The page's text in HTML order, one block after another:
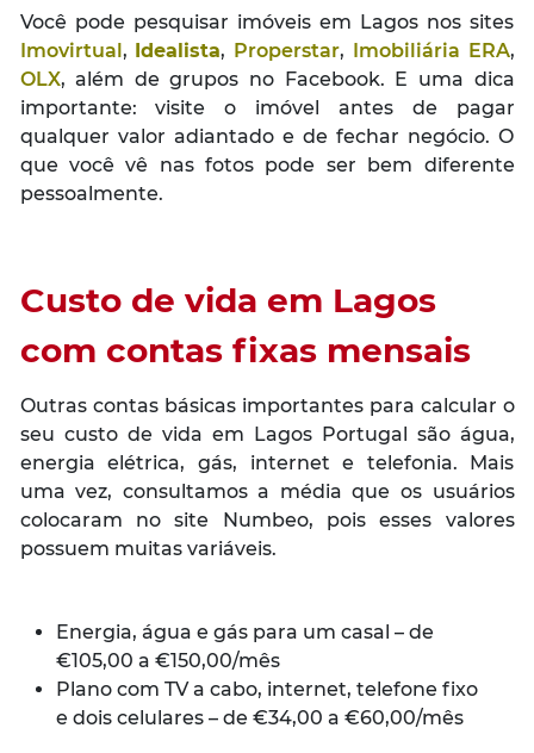
Você pode pesquisar imóveis em Lagos nos sites
Imovirtual, Idealista, Properstar, Imobiliária ERA,
OLX, além de grupos no Facebook. E uma dica
importante: visite o imóvel antes de pagar
qualquer valor adiantado e de fechar negócio. O
que você vê nas fotos pode ser bem diferente
pessoalmente.
Custo de vida em Lagos
com contas fixas mensais
Outras contas básicas importantes para calcular o
seu custo de vida em Lagos Portugal são água,
energia elétrica, gás, internet e telefonia. Mais
uma vez, consultamos a média que os usuários
colocaram no site Numbeo, pois esses valores
possuem muitas variáveis.
Energia, água e gás para um casal – de
€105,00 a €150,00/mês
Plano com TV a cabo, internet, telefone fixo
e dois celulares – de €34,00 a €60,00/mês